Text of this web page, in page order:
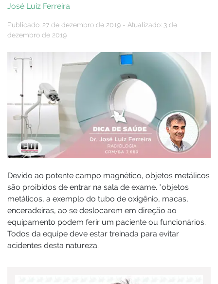
José Luiz Ferreira
Publicado: 27 de dezembro de 2019 - Atualizado: 3 de
dezembro de 2019
Devido ao potente campo magnético, objetos metálicos
são proibidos de entrar na sala de exame. *objetos
metálicos, a exemplo do tubo de oxigênio, macas,
enceradeiras, ao se deslocarem em direção ao
equipamento podem ferir um paciente ou funcionários.
Todos da equipe deve estar treinada para evitar
acidentes desta natureza.